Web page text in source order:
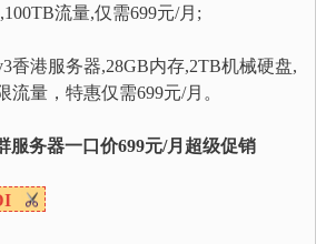
流量,仅需699元/月;
香港服务器,28GB内存,2TB机械硬盘,
流量，特惠仅需699元/月。
服务器一口价699元/月超级促销